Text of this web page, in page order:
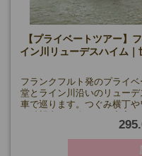
【プライベートツアー】
イン川リューデスハイム
フランクフルト発のプライ
堂とライン川沿いのリュー
車で巡ります。つぐみ横丁